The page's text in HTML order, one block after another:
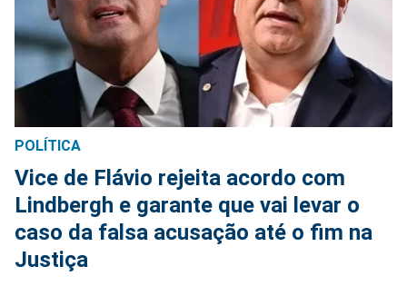
POLÍTICA
Vice de Flávio rejeita acordo com
Lindbergh e garante que vai levar o
caso da falsa acusação até o fim na
Justiça